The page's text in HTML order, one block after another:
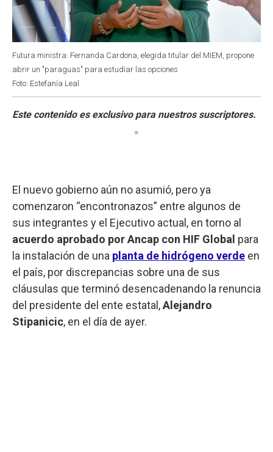
Futura ministra: Fernanda Cardona, elegida titular del MIEM, propone
abrir un "paraguas" para estudiar las opciones
Foto: Estefanía Leal
El nuevo gobierno aún no asumió, pero ya
comenzaron “encontronazos” entre algunos de
sus integrantes y el Ejecutivo actual, en torno al
acuerdo aprobado por Ancap con HIF Global para
la instalación de una planta de hidrógeno verde en
el país, por discrepancias sobre una de sus
cláusulas que terminó desencadenando la renuncia
del presidente del ente estatal,Alejandro
Stipanicic, en el día de ayer.